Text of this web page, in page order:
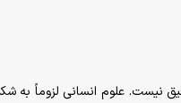
نیست. علوم انسانی لزوماً به